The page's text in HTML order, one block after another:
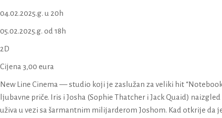
04.02.2025.g. u 20h
05.02.2025.g. od 18h
2D
Cijena 3,00 eura
New Line Cinema — studio koji je zaslužan za veliki hit
ljubavne priče. Iris i Josha (Sophie Thatcher i Jack Quaid)
uživa u vezi sa šarmantnim milijarderom Joshom. Kad otkrije da